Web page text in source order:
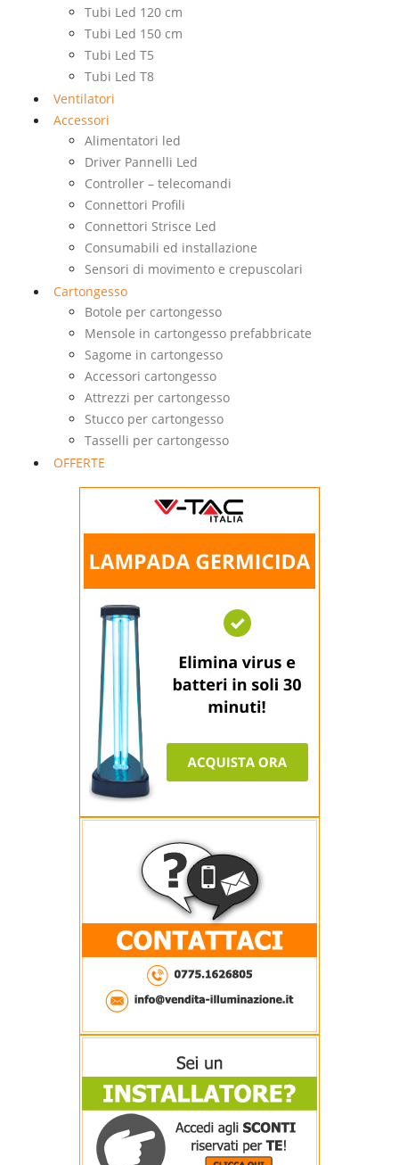
Tubi Led 120 cm
Tubi Led 150 cm
Tubi Led T5
Tubi Led T8
Ventilatori
Accessori
Alimentatori led
Driver Pannelli Led
Controller – telecomandi
Connettori Profili
Connettori Strisce Led
Consumabili ed installazione
Sensori di movimento e crepuscolari
Cartongesso
Botole per cartongesso
Mensole in cartongesso prefabbricate
Sagome in cartongesso
Accessori cartongesso
Attrezzi per cartongesso
Stucco per cartongesso
Tasselli per cartongesso
OFFERTE